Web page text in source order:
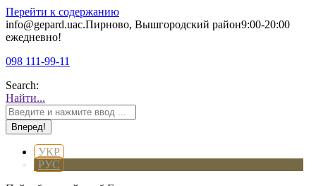
Перейти к содержанию
info@gepard.uaс.Пирново, Вышгородский район9:00-20:00
ежедневно!
098 111-99-11
Search:
Найти...
УКР
РУС